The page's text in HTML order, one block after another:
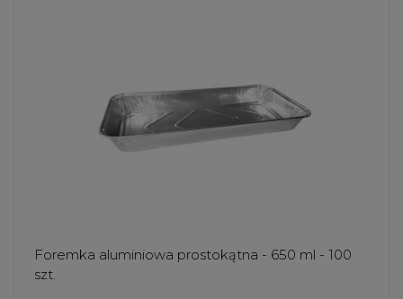
Foremka aluminiowa prostokątna - 650 ml - 100
szt.